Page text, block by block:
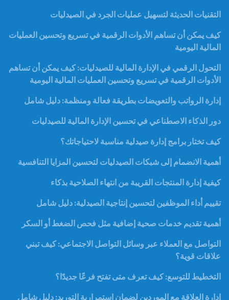
التقنيات الحديثة لتسهيل عمليات الجرد في الصيدليات
كيف يمكن أن تساهم الأدوات الرقمية في تسريع وتحسين العمليات
المالية اليومية
التحول الرقمي في الإدارة المالية للصيدليات: كيف يمكن أن تساهم
الأدوات الرقمية في تسريع وتحسين العمليات المالية اليومية
إدارة الرواتب والتعويضات بطريقة فعالة ومنظمة: دليل شامل
دور الذكاء الاصطناعي في تحسين الإدارة المالية للصيدليات
كيف تختار برامج إدارة صيدلية مناسبة لاحتياجاتك؟
أهمية الانضمام إلى شبكات الصيدليات لتحسين المزايا التنافسية
كيفية إدارة المنتجات القريبة من انتهاء الصلاحية بذكاء
تقييم أداء الموظفين لتحسين إنتاجية الصيدلية: دليل شامل
أهمية تقديم خدمات صحية إضافية مثل فحص الضغط أو السكر
التواصل مع العملاء عبر وسائل التواصل الاجتماعي: كيف تبني
علاقات قوية؟
التخطيط للتوسع: كيف تعرف متى تفتح فرعًا جديدًا؟
إدارة العلاقة مع الموردين لضمان استمرارية التوريد: دليل شامل